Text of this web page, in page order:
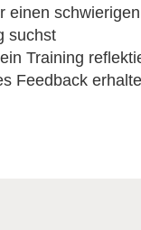
einen schwierigen
suchst
Training
Feedback